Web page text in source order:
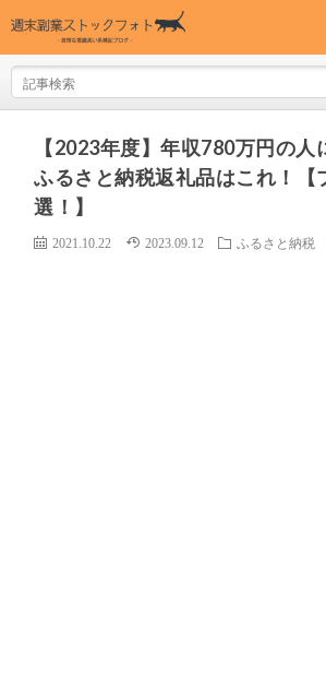
【2023年度】年収780万円の人
ふるさと納税返礼品はこれ！【
選！】
2021.10.22 2023.09.12 ふるさと納税